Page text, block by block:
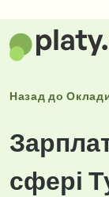
Назад до
сфері